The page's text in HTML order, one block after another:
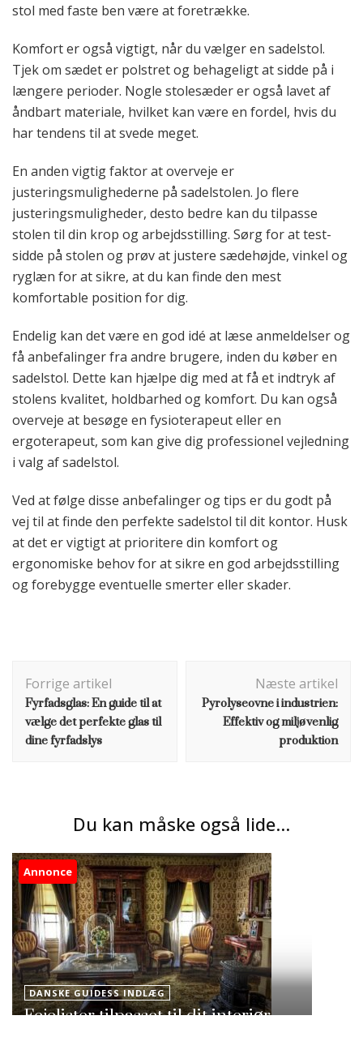
stol med faste ben være at foretrække.
Komfort er også vigtigt, når du vælger en sadelstol.
Tjek om sædet er polstret og behageligt at sidde på i
længere perioder. Nogle stolesæder er også lavet af
åndbart materiale, hvilket kan være en fordel, hvis du
har tendens til at svede meget.
En anden vigtig faktor at overveje er
justeringsmulighederne på sadelstolen. Jo flere
justeringsmuligheder, desto bedre kan du tilpasse
stolen til din krop og arbejdsstilling. Sørg for at test-
sidde på stolen og prøv at justere sædehøjde, vinkel og
ryglæn for at sikre, at du kan finde den mest
komfortable position for dig.
Endelig kan det være en god idé at læse anmeldelser og
få anbefalinger fra andre brugere, inden du køber en
sadelstol. Dette kan hjælpe dig med at få et indtryk af
stolens kvalitet, holdbarhed og komfort. Du kan også
overveje at besøge en fysioterapeut eller en
ergoterapeut, som kan give dig professionel vejledning
i valg af sadelstol.
Ved at følge disse anbefalinger og tips er du godt på
vej til at finde den perfekte sadelstol til dit kontor. Husk
at det er vigtigt at prioritere din komfort og
ergonomiske behov for at sikre en god arbejdsstilling
og forebygge eventuelle smerter eller skader.
Forrige artikel
Fyrfadsglas: En guide til at
vælge det perfekte glas til
dine fyrfadslys
Næste artikel
Pyrolyseovne i industrien:
Effektiv og miljøvenlig
produktion
Du kan måske også lide...
Annonce
DANSKE GUIDESS INDLÆG
Fejelister tilpasset til dit interiør